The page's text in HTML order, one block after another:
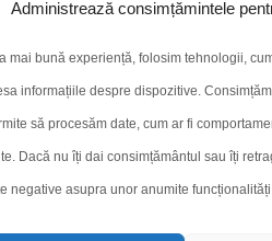
Administrează consimțămintele
mai bună experiență, folosim tehnologii,
informațiile despre dispozitive.
să procesăm date, cum ar fi
Dacă nu îți dai consimțământul sau îți
negative asupra unor anumite